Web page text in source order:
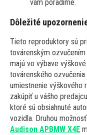
vám poradíme.
Dôležité
Tieto reproduktory sú
továrenským
majú vo výbave
továrenského
umiestnenie výškového
zakúpiť u vášho
ktoré sú obsiahnuté
vozidla. Druhou
Audison APBMW X4E